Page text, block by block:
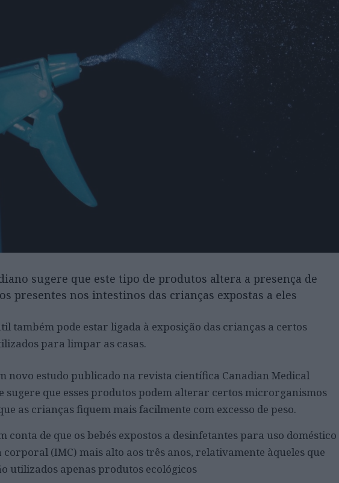
sugere que este tipo de produtos altera a presença de
presentes nos intestinos das crianças expostas a eles
também pode estar ligada à exposição das crianças a certos
para limpar as casas.
novo estudo publicado na revista científica Canadian Medical
sugere que esses produtos podem alterar certos microrganismos
as crianças fiquem mais facilmente com excesso de peso.
conta de que os bebés expostos a desinfetantes para uso doméstico
corporal (IMC) mais alto aos três anos, relativamente àqueles que
utilizados apenas produtos ecológicos